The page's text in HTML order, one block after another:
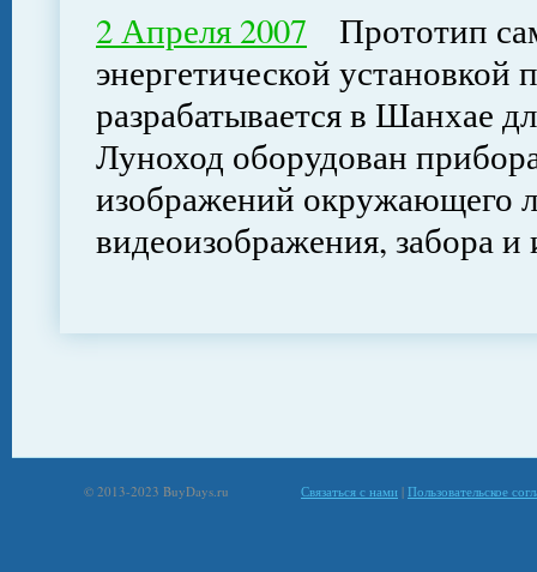
2 Апреля 2007 Прототип
энергетической установкой
разрабатывается в Шанхае
Луноход оборудован
изображений окружающего
видеоизображения, забора
© 2013-2023 BuyDays.ru Связаться с нами | Пользовательское